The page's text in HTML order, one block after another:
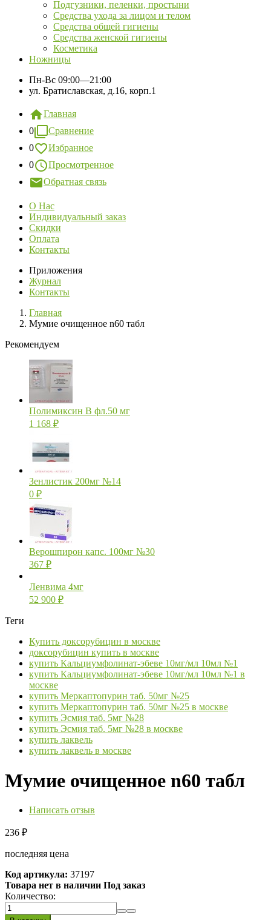
Подгузники, пеленки, простыни
Средства ухода за лицом и телом
Средства общей гигиены
Средства женской гигиены
Косметика
Ножницы
Пн-Вс 09:00—21:00
ул. Братиславская, д.16, корп.1
Главная
0
Сравнение
0
Избранное
0
Просмотренное
Обратная связь
О Нас
Индивидуальный заказ
Скидки
Оплата
Контакты
Приложения
Журнал
Контакты
Главная
Мумие очищенное n60 табл
Рекомендуем
Полимиксин В фл.50 мг
1 168 ₽
Зенлистик 200мг №14
0 ₽
Верошпирон капс. 100мг №30
367 ₽
Ленвима 4мг
52 900 ₽
Теги
Купить доксорубицин в москве
доксорубицин купить в москве
купить Кальциумфолинат-эбеве 10мг/мл 10мл №1
купить Кальциумфолинат-эбеве 10мг/мл 10мл №1 в
москве
купить Меркаптопурин таб. 50мг №25
купить Меркаптопурин таб. 50мг №25 в москве
купить Эсмия таб. 5мг №28
купить Эсмия таб. 5мг №28 в москве
купить лаквель
купить лаквель в москве
Мумие очищенное n60 табл
Написать отзыв
236 ₽
последняя цена
Код артикула: 37197
Товара нет в наличии Под заказ
Количество: